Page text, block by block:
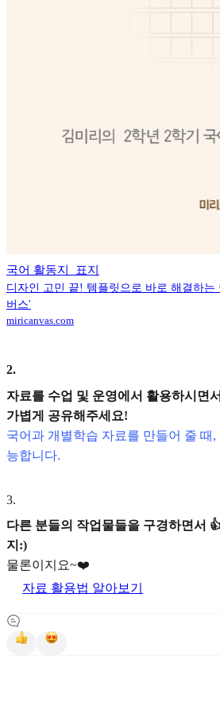
국어 활동지_표지
디자인 고민 끝! 템플릿으로 바로 해결하는
버스'
miricanvas.com
2.
자료를 수업 및 운영에서 활용하시면
가볍게 공유해주세요!
국어과 개별학습 자료를 만들어 줄 때
능합니다.
3.
다른 분들의 작업물들을 구경하면서
지:)
물론이지요~❤️
자료 활용법 알아보기